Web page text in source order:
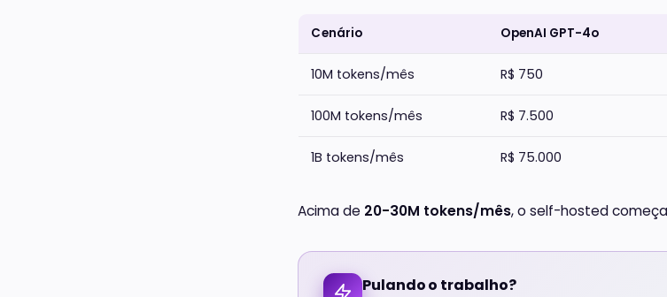
Cenário OpenAI GPT-4o
10M tokens/mês R$ 750
100M tokens/mês R$ 7.500
1B tokens/mês R$ 75.000
Acima de 20-30M tokens/mês, o self-hosted
Pulando o trabalho?